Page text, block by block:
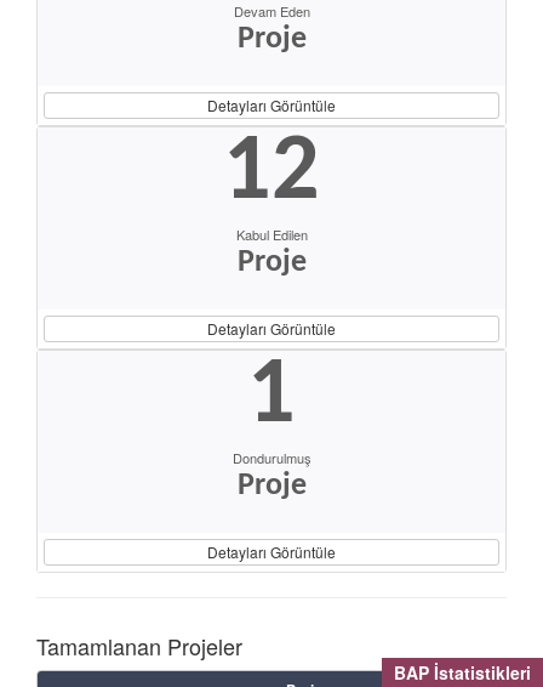
BAP İstatistikleri
Devam Eden
Proje
Detayları Görüntüle
12
Kabul Edilen
Proje
Detayları Görüntüle
1
Dondurulmuş
Proje
Detayları Görüntüle
Tamamlanan Projeler